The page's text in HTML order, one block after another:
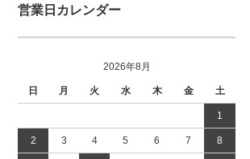
営業日カレンダー
2026年8月
日 月 火 水 木 金 土
1
2 3 4 5 6 7 8